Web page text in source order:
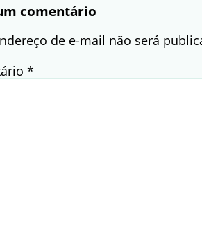
comentário
de e-mail não será
*